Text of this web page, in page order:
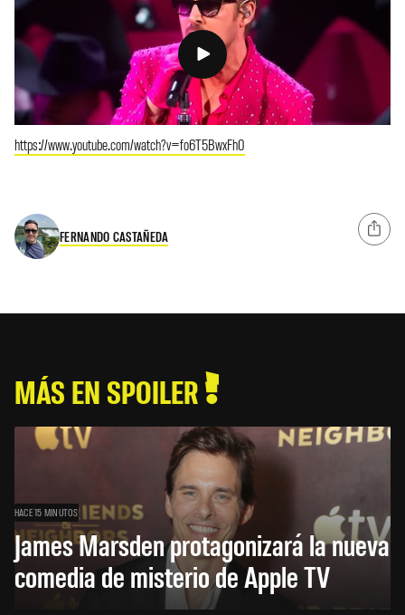
https://www.youtube.com/watch?v=fo6T5BwxFh0
FERNANDO CASTAÑEDA
MÁS EN SPOILER
HACE 15 MINUTOS
James Marsden protagonizará la nueva
comedia de misterio de Apple TV